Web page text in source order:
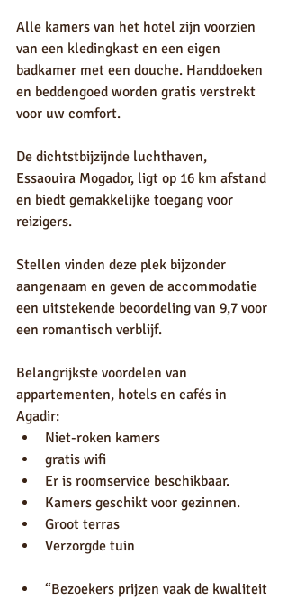
Alle kamers van het hotel zijn voorzien
van een kledingkast en een eigen
badkamer met een douche. Handdoeken
en beddengoed worden gratis verstrekt
voor uw comfort.
De dichtstbijzijnde luchthaven,
Essaouira Mogador, ligt op 16 km afstand
en biedt gemakkelijke toegang voor
reizigers.
Stellen vinden deze plek bijzonder
aangenaam en geven de accommodatie
een uitstekende beoordeling van 9,7 voor
een romantisch verblijf.
Belangrijkste voordelen van
appartementen, hotels en cafés in
Agadir:
Niet-roken kamers
gratis wifi
Er is roomservice beschikbaar.
Kamers geschikt voor gezinnen.
Groot terras
Verzorgde tuin
“Bezoekers prijzen vaak de kwaliteit